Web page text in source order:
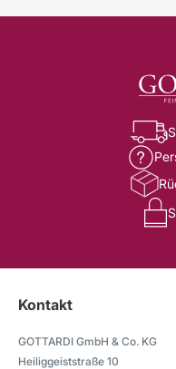
Kontakt
GOTTARDI GmbH & Co. KG
Heiliggeiststraße 10